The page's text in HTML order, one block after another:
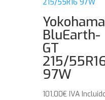
Yokohama
BluEarth-
GT
215/
97W
101,00€ IVA